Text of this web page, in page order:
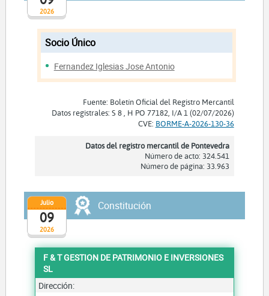
2026
Socio Único
Fernandez Iglesias Jose Antonio
Fuente: Boletín Oficial del Registro Mercantil
Datos registrales: S 8 , H PO 77182, I/A 1 (02/07/2026)
CVE: BORME-A-2026-130-36
Datos del registro mercantil de Pontevedra
Número de acto: 324.541
Número de página: 33.963
2026
Julio
09
Constitución
F & T GESTION DE PATRIMONIO E INVERSIONES
SL
Dirección: